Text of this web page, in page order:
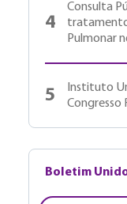
4
Consulta
Pulmonar
5
Instituto
Congresso
Boletim